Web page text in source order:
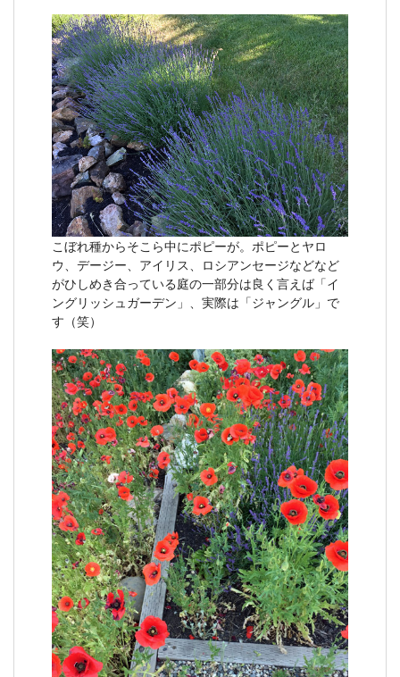
こぼれ種からそこら中にポピーが。ポピーとヤロ
ウ、デージー、アイリス、ロシアンセージなどなど
がひしめき合っている庭の一部分は良く言えば「イ
ングリッシュガーデン」、実際は「ジャングル」で
す（笑）